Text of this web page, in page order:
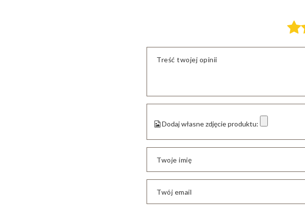
Treść twojej opinii
Dodaj własne zdjęcie produktu:
Twoje imię
Twój email